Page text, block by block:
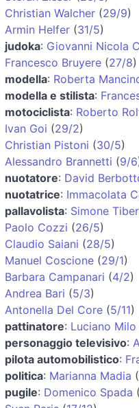
Christian Walcher (29/9)
Armin Helfer (31/5)
judoka: Giovanni Nicola
Francesco Bruyere (27/8)
modella: Roberta
modella e stilista:
motociclista: Roberto
Ivan Goi (29/2)
Christian Pistoni (30/5)
Alessandro Brannetti (9/6
nuotatore: David
nuotatrice: Immacolata
pallavolista: Simone
Paolo Cozzi (26/5)
Claudio Saiani (28/5)
Manuel Coscione (29/1)
Barbara Campanari (4/2)
Andrea Bari (5/3)
Antonella Del Core (5/11)
pattinatore: Luciano Milo
personaggio televisivo:
pilota automobilistico:
politica: Marianna Madia (
pugile: Domenico Spada (